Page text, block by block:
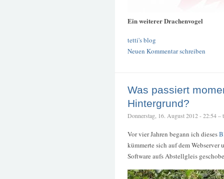
Ein weiterer Drachenvogel
tetti's blog
Neuen Kommentar schreiben
Was passiert
Hintergrund?
Donnerstag, 16. August 2012 - 22:54 –
Vor vier Jahren begann ich dieses
kümmerte sich auf dem
Software aufs Abstellgleis